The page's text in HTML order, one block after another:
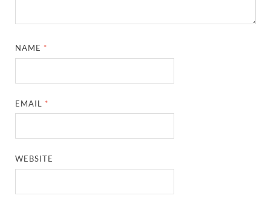
NAME *
EMAIL *
WEBSITE